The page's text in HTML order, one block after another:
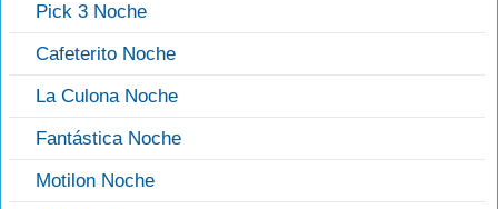
Pick 3 Noche
Cafeterito Noche
La Culona Noche
Fantástica Noche
Motilon Noche